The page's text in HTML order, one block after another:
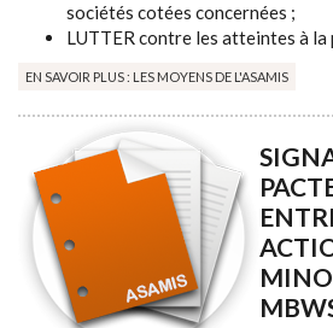
sociétés cotées concernées ;
LUTTER contre les atteintes à
EN SAVOIR PLUS : LES MOYENS DE L'ASAMIS